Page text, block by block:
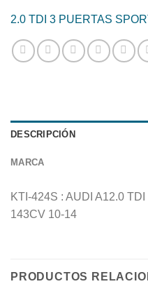
2.0 TDI 3 PUERTAS
DESCRIPCIÓN
MARCA
KTI-424S : AUDI A12.0
143CV 10-14
PRODUCTOS